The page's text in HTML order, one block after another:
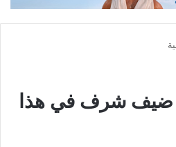
ضيف شرف في هذا